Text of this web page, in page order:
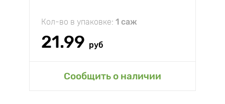
Кол-во в упаковке: 1 саж
21.99 руб
Сообщить о наличии